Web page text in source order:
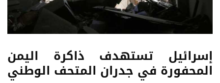
إسرائيل تستهدف ذاكرة اليمن
المحفورة في جدران المتحف الوطني